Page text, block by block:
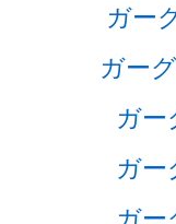
ガー
ガー
ガ
ガ
ガ